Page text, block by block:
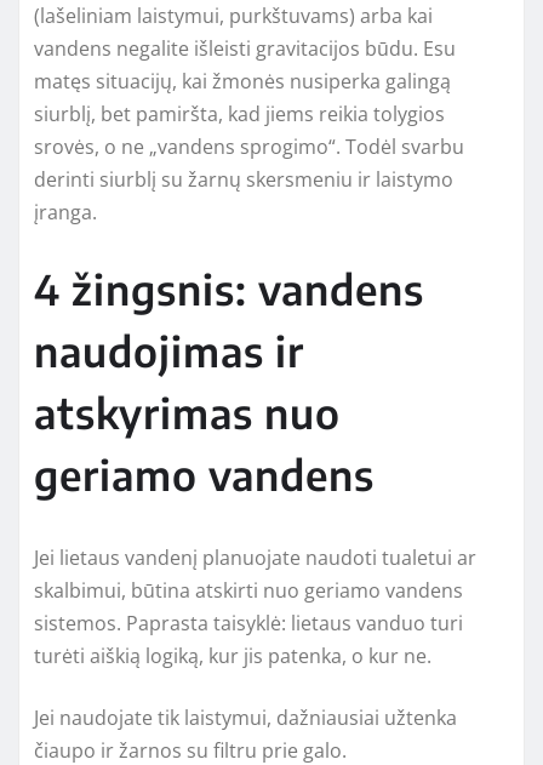
(lašeliniam laistymui, purkštuvams) arba kai
vandens negalite išleisti gravitacijos būdu. Esu
matęs situacijų, kai žmonės nusiperka galingą
siurblį, bet pamiršta, kad jiems reikia tolygios
srovės, o ne „vandens sprogimo“. Todėl svarbu
derinti siurblį su žarnų skersmeniu ir laistymo
įranga.
4 žingsnis: vandens
naudojimas ir
atskyrimas nuo
geriamo vandens
Jei lietaus vandenį planuojate naudoti tualetui ar
skalbimui, būtina atskirti nuo geriamo vandens
sistemos. Paprasta taisyklė: lietaus vanduo turi
turėti aiškią logiką, kur jis patenka, o kur ne.
Jei naudojate tik laistymui, dažniausiai užtenka
čiaupo ir žarnos su filtru prie galo.